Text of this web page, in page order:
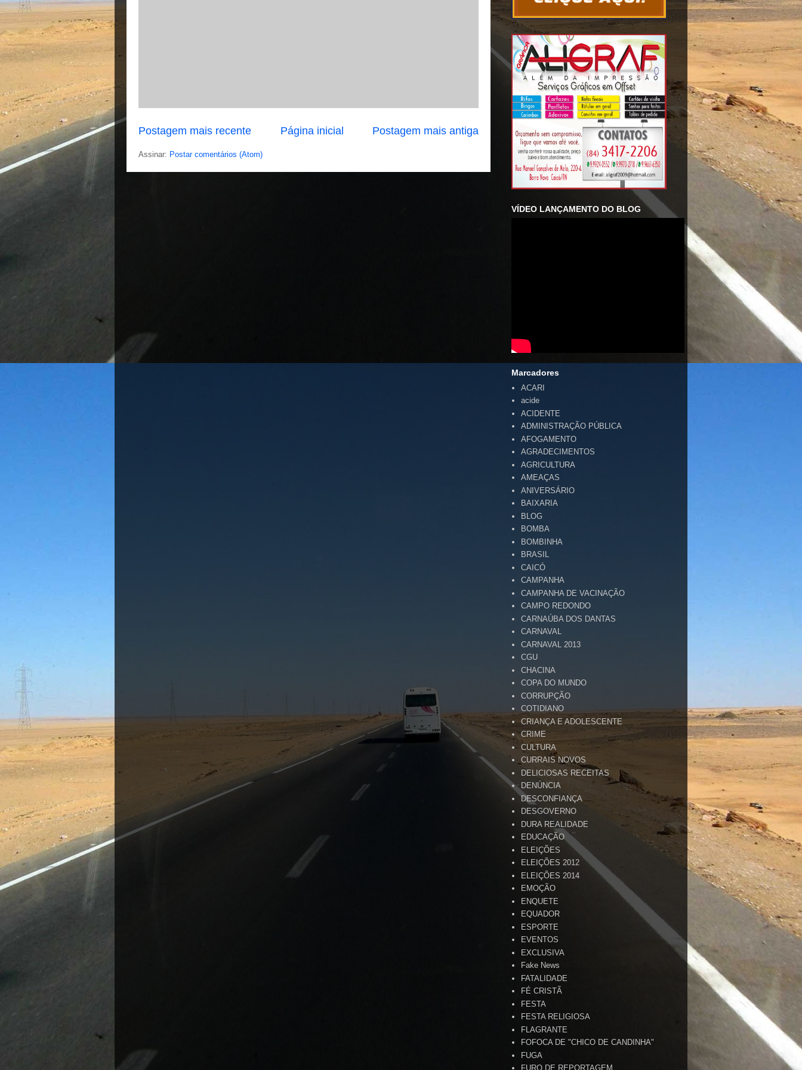
Postagem mais recente Postagem mais antiga
Página inicial
Assinar: Postar comentários (Atom)
VÍDEO LANÇAMENTO DO BLOG
Marcadores
ACARI
acide
ACIDENTE
ADMINISTRAÇÃO PÚBLICA
AFOGAMENTO
AGRADECIMENTOS
AGRICULTURA
AMEAÇAS
ANIVERSÁRIO
BAIXARIA
BLOG
BOMBA
BOMBINHA
BRASIL
CAICÓ
CAMPANHA
CAMPANHA DE VACINAÇÃO
CAMPO REDONDO
CARNAÚBA DOS DANTAS
CARNAVAL
CARNAVAL 2013
CGU
CHACINA
COPA DO MUNDO
CORRUPÇÃO
COTIDIANO
CRIANÇA E ADOLESCENTE
CRIME
CULTURA
CURRAIS NOVOS
DELICIOSAS RECEITAS
DENÚNCIA
DESCONFIANÇA
DESGOVERNO
DURA REALIDADE
EDUCAÇÃO
ELEIÇÕES
ELEIÇÕES 2012
ELEIÇÕES 2014
EMOÇÃO
ENQUETE
EQUADOR
ESPORTE
EVENTOS
EXCLUSIVA
Fake News
FATALIDADE
FÉ CRISTÃ
FESTA
FESTA RELIGIOSA
FLAGRANTE
FOFOCA DE "CHICO DE CANDINHA"
FUGA
FURO DE REPORTAGEM